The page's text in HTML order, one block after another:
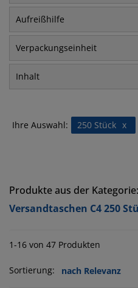
Aufreißhilfe
Verpackungseinheit
Inhalt
Ihre Auswahl: x
250 Stück
Produkte aus der Kategorie:
Versandtaschen C4 250
1-16 von 47 Produkten
Sortierung: